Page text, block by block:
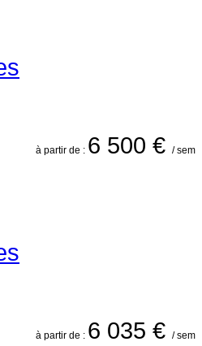
à partir de : 6 500 € / sem
à partir de : 6 035 € / sem